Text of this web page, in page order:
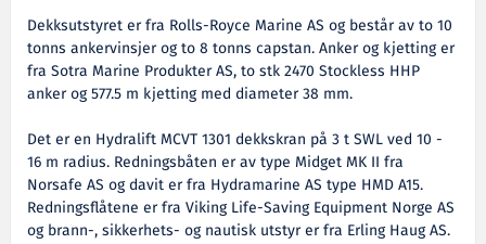
Dekksutstyret er fra Rolls-Royce Marine AS og består av to 10
tonns ankervinsjer og to 8 tonns capstan. Anker og kjetting er
fra Sotra Marine Produkter AS, to stk 2470 Stockless HHP
anker og 577.5 m kjetting med diameter 38 mm.
Det er en Hydralift MCVT 1301 dekkskran på 3 t SWL ved 10 -
16 m radius. Redningsbåten er av type Midget MK II fra
Norsafe AS og davit er fra Hydramarine AS type HMD A15.
Redningsflåtene er fra Viking Life-Saving Equipment Norge AS
og brann-, sikkerhets- og nautisk utstyr er fra Erling Haug AS.